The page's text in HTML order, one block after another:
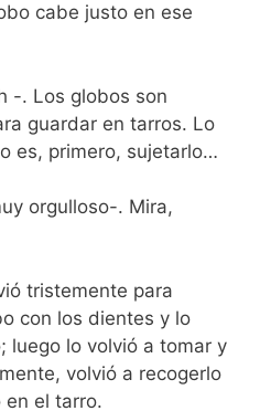
cabe justo en ese
-. Los globos son
guardar en tarros. Lo
es, primero, sujetarlo…
orgulloso-. Mira,
tristemente para
con los dientes y lo
luego lo volvió a tomar y
volvió a recogerlo
el tarro.